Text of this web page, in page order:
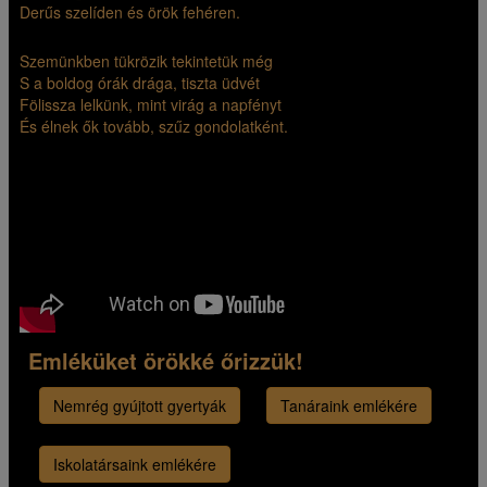
Derűs szelíden és örök fehéren.
Szemünkben tükrözik tekintetük még
S a boldog órák drága, tiszta üdvét
Fölissza lelkünk, mint virág a napfényt
És élnek ők tovább, szűz gondolatként.
Emléküket örökké őrizzük!
Nemrég gyújtott gyertyák Tanáraink emlékére
Iskolatársaink emlékére